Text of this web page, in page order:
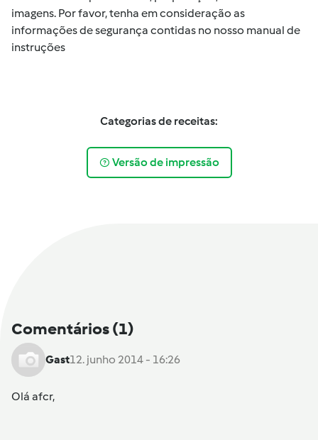
imagens. Por favor, tenha em consideração as
informações de segurança contidas no nosso manual de
instruções
Categorias de receitas:
Versão de impressão
Comentários(1)
Gast12. junho 2014 - 16:26
Olá afcr,